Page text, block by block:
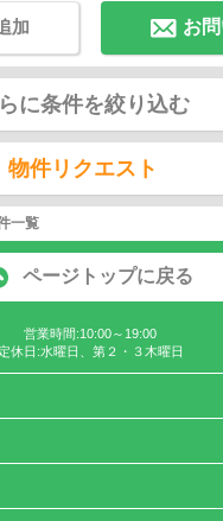
お
加
に条件を絞り込む
物件リクエスト
一覧
ページトップに戻る
営業時間:10:00～19:00
定休日:水曜日、第２・３木曜日